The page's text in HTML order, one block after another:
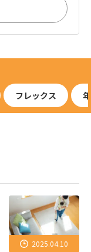
フレックス
2025.04.10